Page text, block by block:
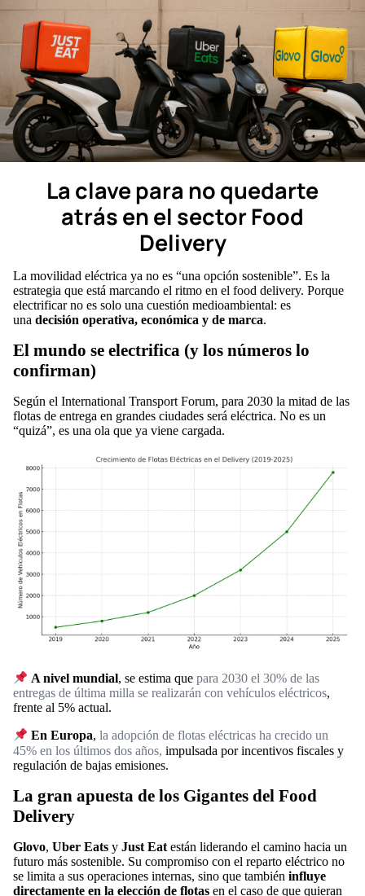
La clave para no quedarte
atrás en el sector Food
Delivery
La movilidad eléctrica ya no es “una opción sostenible”. Es la
estrategia que está marcando el ritmo en el food delivery. Porque
electrificar no es solo una cuestión medioambiental: es
una decisión operativa, económica y de marca.
El mundo se electrifica (y los números lo
confirman)
Según el International Transport Forum, para 2030 la mitad de las
flotas de entrega en grandes ciudades será eléctrica. No es un
“quizá”, es una ola que ya viene cargada.
A nivel mundial, se estima quepara 2030 el 30% de las
entregas de última milla se realizarán con vehículos eléctricos,
frente al 5% actual.
En Europa, la adopción de flotas eléctricas ha crecido un
45% en los últimos dos años, impulsada por incentivos fiscales y
regulación de bajas emisiones.
La gran apuesta de los Gigantes del Food
Delivery
Glovo, Uber Eats y Just Eat están liderando el camino hacia un
futuro más sostenible. Su compromiso con el reparto eléctrico no
se limita a sus operaciones internas, sino que también influye
directamente en la elección de flotas en el caso de que quieran